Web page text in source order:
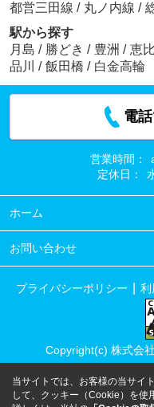
都営三田線 / 丸ノ内線 /
駅から探す
月島 / 勝どき / 豊洲 / 恵
品川
/ 飯田橋 / 白金高輪
電
営業時間：
定休日：
ホーム
お問い合わせ
プライバシーポリシー 利
Copyright(c) 株式会
当サイトでは、お客様の当サイ
して、クッキー（Cookie）を使